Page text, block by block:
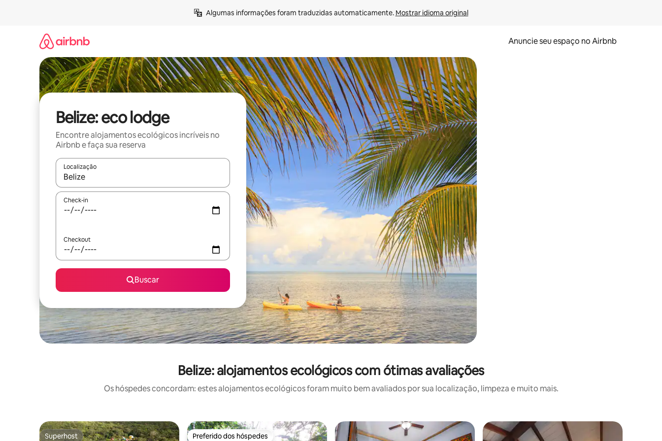
Algumas informações foram traduzidas automaticamente. Mostrar idioma original
Anuncie seu espaço no Airbnb
Belize: eco lodge
Encontre alojamentos ecológicos incríveis no
Airbnb e faça sua reserva
Localização
Quando os resultados estiverem disponíveis, explore-os usando as seta para cima e para baixo do teclado ou tocando e deslizando o dedo na tela.
Check-in
Checkout
Buscar
Belize: alojamentos ecológicos com ótimas avaliações
Os hóspedes concordam: estes alojamentos ecológicos foram muito bem avaliados por sua localização, limpeza e muito mais.
Superhost Preferido dos hóspedes